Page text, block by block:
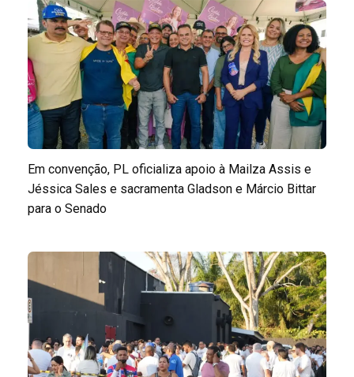
Em convenção, PL oficializa apoio à Mailza Assis e
Jéssica Sales e sacramenta Gladson e Márcio Bittar
para o Senado